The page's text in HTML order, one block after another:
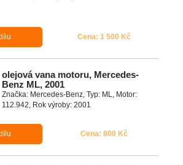
Cena: 1 500 Kč
olejová vana motoru, Mercedes-
Benz ML, 2001
Značka: Mercedes-Benz, Typ: ML, Motor:
112.942, Rok výroby: 2001
Cena: 800 Kč